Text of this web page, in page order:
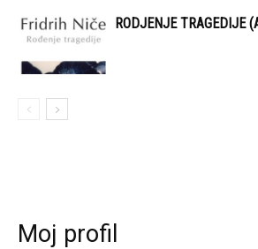
RODJENJE TRAGEDIJE
Moj profil